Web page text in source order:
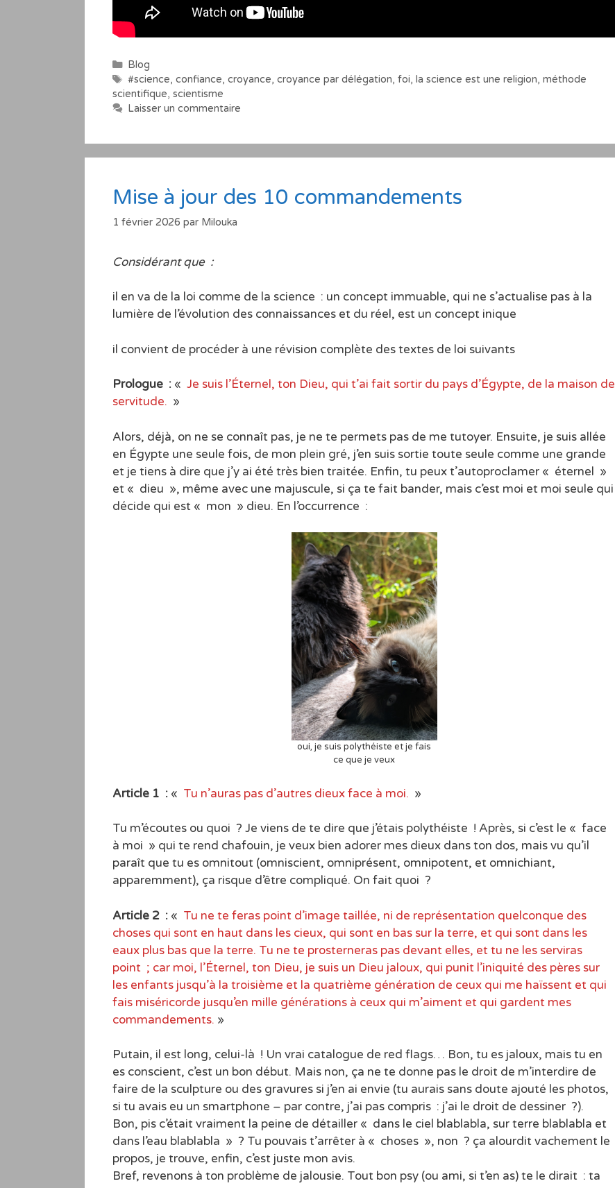
Catégories
Blog
Étiquettes
#science, confiance, croyance, croyance par délégation, foi, la science est une religion, méthode
scientifique, scientisme
Laisser un commentaire
Mise à jour des 10 commandements
1 février 2026 par Milouka
Considérant que :
il en va de la loi comme de la science : un concept immuable, qui ne s’actualise pas à la
lumière de l’évolution des connaissances et du réel, est un concept inique
il convient de procéder à une révision complète des textes de loi suivants
Prologue : « Je suis l’Éternel, ton Dieu, qui t’ai fait sortir du pays d’Égypte, de la maison de
servitude. »
Alors, déjà, on ne se connaît pas, je ne te permets pas de me tutoyer. Ensuite, je suis allée
en Égypte une seule fois, de mon plein gré, j’en suis sortie toute seule comme une grande
et je tiens à dire que j’y ai été très bien traitée. Enfin, tu peux t’autoproclamer « éternel »
et « dieu », même avec une majuscule, si ça te fait bander, mais c’est moi et moi seule qui
décide qui est « mon » dieu. En l’occurrence :
oui, je suis polythéiste et je fais
ce que je veux
Article 1 : « Tu n’auras pas d’autres dieux face à moi. »
Tu m’écoutes ou quoi ? Je viens de te dire que j’étais polythéiste ! Après, si c’est le « face
à moi » qui te rend chafouin, je veux bien adorer mes dieux dans ton dos, mais vu qu’il
paraît que tu es omnitout (omniscient, omniprésent, omnipotent, et omnichiant,
apparemment), ça risque d’être compliqué. On fait quoi ?
Article 2 : « Tu ne te feras point d’image taillée, ni de représentation quelconque des
choses qui sont en haut dans les cieux, qui sont en bas sur la terre, et qui sont dans les
eaux plus bas que la terre. Tu ne te prosterneras pas devant elles, et tu ne les serviras
point ; car moi, l’Éternel, ton Dieu, je suis un Dieu jaloux, qui punit l’iniquité des pères sur
les enfants jusqu’à la troisième et la quatrième génération de ceux qui me haïssent et qui
fais miséricorde jusqu’en mille générations à ceux qui m’aiment et qui gardent mes
commandements. »
Putain, il est long, celui-là ! Un vrai catalogue de red flags… Bon, tu es jaloux, mais tu en
es conscient, c’est un bon début. Mais non, ça ne te donne pas le droit de m’interdire de
faire de la sculpture ou des gravures si j’en ai envie (tu aurais sans doute ajouté les photos,
si tu avais eu un smartphone – par contre, j’ai pas compris : j’ai le droit de dessiner ?).
Bon, pis c’était vraiment la peine de détailler « dans le ciel blablabla, sur terre blablabla et
dans l’eau blablabla » ? Tu pouvais t’arrêter à « choses », non ? ça alourdit vachement le
propos, je trouve, enfin, c’est juste mon avis.
Bref, revenons à ton problème de jalousie. Tout bon psy (ou ami, si t’en as) te le dirait : ta